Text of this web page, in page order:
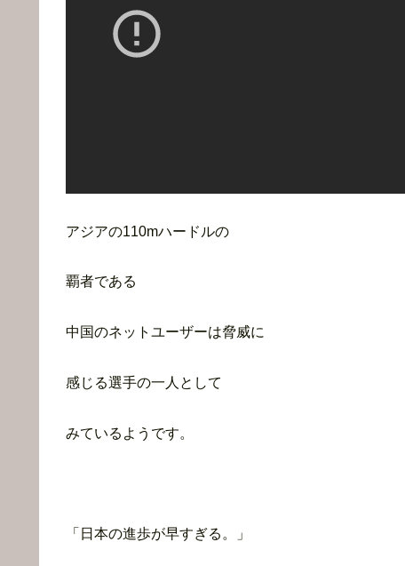
アジアの110mハードルの
覇者である
中国のネットユーザーは脅威に
感じる選手の一人として
みているようです。
「日本の進歩が早すぎる。」